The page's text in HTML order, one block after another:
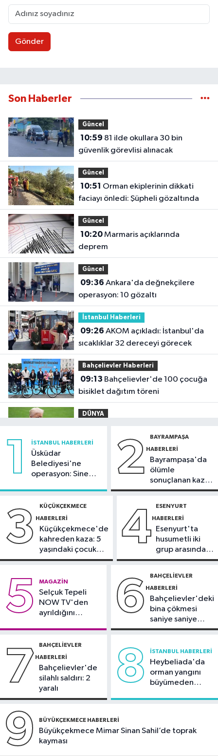
Gönder
Son Haberler
Güncel
10:59
güvenlik görevlisi alınacak
Güncel
10:51
faciayı önledi: Şüpheli gözaltında
Güncel
10:20Marmaris açıklarında
deprem
Güncel
09:36
operasyon: 10 gözaltı
İstanbul Haberleri
09:26
sıcaklıklar 32 dereceyi görecek
Bahçelievler Haberleri
09:13
bisiklet dağıtım töreni
DÜNYA
vatandaşlığa yeni kısıtlama kararı
İstanbul Haberleri
01:36
Peş peşe patlamalar paniğe neden
Güncel
Suudi Arabistan'ı ziyaret edecek
hazırlık maçında FOMGET'i 3-1
mağlup etti
1 İSTANBUL HABERLERI
Üsküdar
Belediyesi'ne
operasyon: Sinem
2 BAYRAMPAŞA
HABERLERI
Bayrampaşa'da
ölümle
sonuçlanan kaza:
Sürücü
3 KÜÇÜKÇEKMECE
HABERLERI
Küçükçekmece'de
kahreden kaza: 5
yaşındaki çocuk
yoğun bakımda
4 ESENYURT
HABERLERI
Esenyurt'ta
husumetli iki
grup arasında
silahlı kavga
5 MAGAZIN
Selçuk Tepeli
NOW TV'den
ayrıldığını
6 BAHÇELIEVLER
HABERLERI
Bahçelievler'deki
bina çökmesi
saniye saniye
görüntülendi
7 BAHÇELIEVLER
HABERLERI
Bahçelievler'de
silahlı saldırı: 2
yaralı
8 İSTANBUL HABERLERI
Heybeliada'da
orman yangını
büyümeden
9 BÜYÜKÇEKMECE HABERLERI
Büyükçekmece Mimar Sinan Sahil’de toprak
kayması